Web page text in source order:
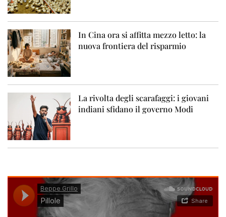
In Cina ora si affitta mezzo letto: la
nuova frontiera del risparmio
La rivolta degli scarafaggi: i giovani
indiani sfidano il governo Modi